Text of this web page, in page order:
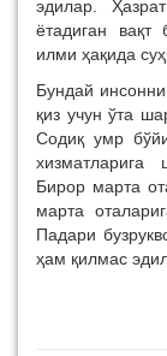
эдилар.
ётадиган
илми ҳақида
Бундай
қиз учун ўта
Содиқ умр
хизматларига
Бирор марта
марта
Падари
ҳам қилмас